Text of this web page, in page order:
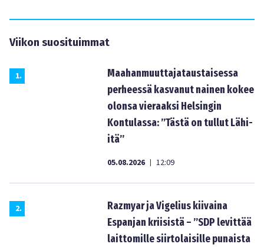
Viikon suosituimmat
1.
Maahanmuuttajataustaisessa
perheessä kasvanut nainen kokee
olonsa vieraaksi Helsingin
Kontulassa: ”Tästä on tullut Lähi-
itä”
05.08.2026 | 12:09
2.
Razmyar ja Vigelius kiivaina
Espanjan kriisistä – ”SDP levittää
laittomille siirtolaisille punaista